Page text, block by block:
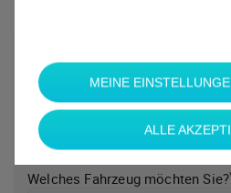
Welches Fahrzeug möchten Sie?
MEINE
ALLE